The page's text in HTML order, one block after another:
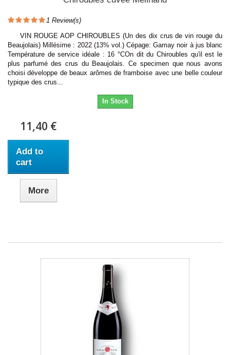
1 Review(s)
VIN ROUGE AOP CHIROUBLES (Un des dix crus de vin rouge du
Beaujolais) Millésime : 2022 (13% vol.) Cépage: Gamay noir à jus blanc
Température de service idéale : 16 °COn dit du Chiroubles qu'il est le
plus parfumé des crus du Beaujolais. Ce specimen que nous avons
choisi développe de beaux arômes de framboise avec une belle couleur
typique des crus...
In Stock
11,40 €
Add to
cart
More